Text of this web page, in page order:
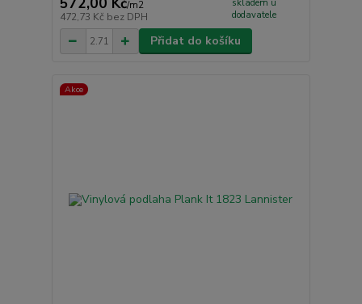
/m2
472,73 Kč bez DPH
skladem u
dodavatele
Přidat do košíku
Akce